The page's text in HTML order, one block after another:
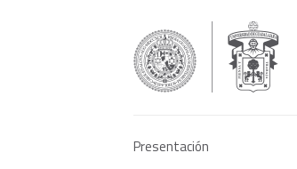
Presentación